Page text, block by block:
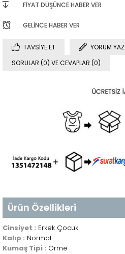
FIYAT DÜŞÜNCE HABER VER
GELINCE HABER VER
TAVSIYE ET
YORUM YAZ
SORULAR (0) VE CEVAPLAR (0)
Ürün Özellikleri
Cinsiyet : Erkek Çocuk
Kalıp : Normal
Kumaş Tipi : Örme